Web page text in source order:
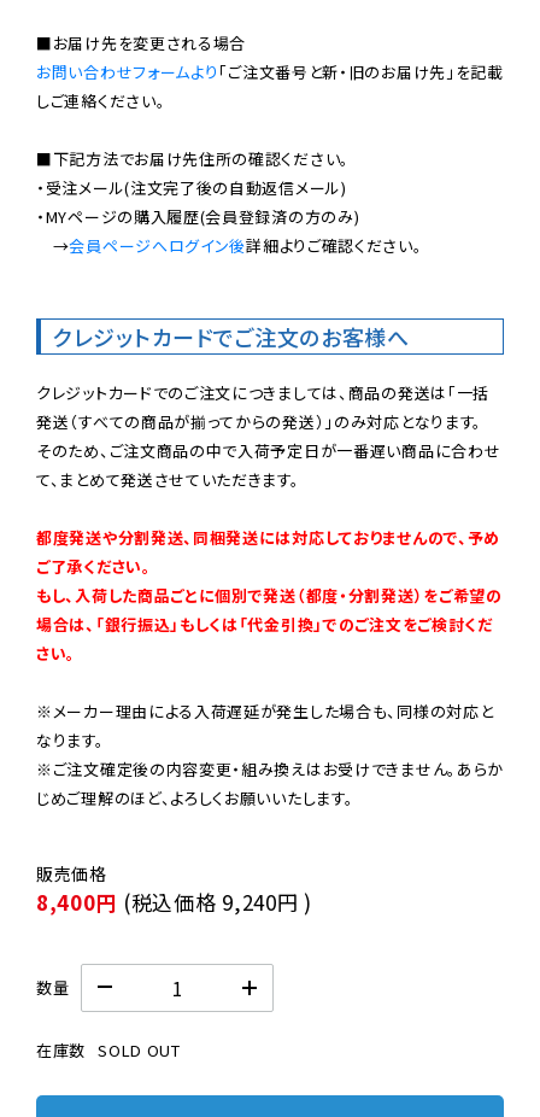
お問い合わせフォームより 「ご注文番号と新・旧のお届け先」を記載
しご連絡ください。
■下記方法でお届け先住所の確認ください。
・受注メール(注文完了後の自動返信メール)
・MYページの購入履歴(会員登録済の方のみ)
→会員ページへログイン後詳細よりご確認ください。
クレジットカードでご注文のお客様へ
クレジットカードでのご注文につきましては、商品の発送は「一括
発送（すべての商品が揃ってからの発送）」のみ対応となります。
そのため、ご注文商品の中で入荷予定日が一番遅い商品に合わせ
て、まとめて発送させていただきます。
都度発送や分割発送、同梱発送には対応しておりませんので、予め
ご了承ください。
もし、入荷した商品ごとに個別で発送（都度・分割発送）をご希望の
場合は、「銀行振込」もしくは「代金引換」でのご注文をご検討くだ
さい。
※メーカー理由による入荷遅延が発生した場合も、同様の対応と
なります。
※ご注文確定後の内容変更・組み換えはお受けできません。あらか
じめご理解のほど、よろしくお願いいたします。
8,400円 (税込価格 9,240円 )
数量
在庫数 SOLD OUT